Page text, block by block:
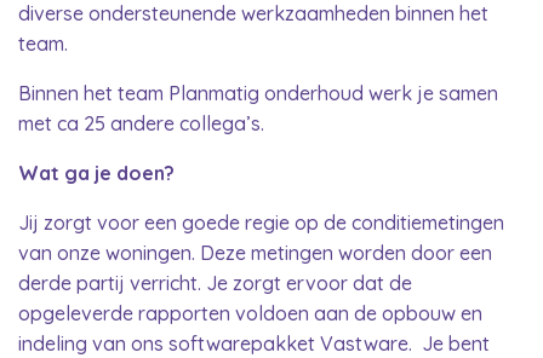
diverse ondersteunende werkzaamheden binnen het
team.
Binnen het team Planmatig onderhoud werk je samen
met ca 25 andere collega’s.
Wat ga je doen?
Jij zorgt voor een goede regie op de conditiemetingen
van onze woningen. Deze metingen worden door een
derde partij verricht. Je zorgt ervoor dat de
opgeleverde rapporten voldoen aan de opbouw en
indeling van ons softwarepakket Vastware. Je bent